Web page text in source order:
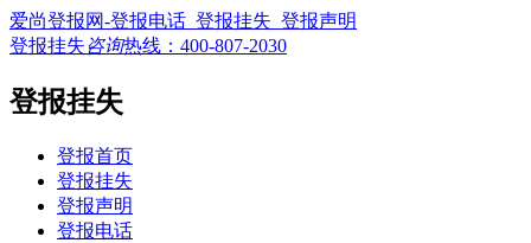
爱尚登报网-登报电话_登报挂失_登报声明
登报挂失咨询热线： 400-807-2030
登报挂失
登报首页
登报挂失
登报声明
登报电话